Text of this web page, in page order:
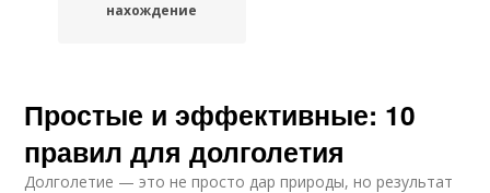
нахождение
Простые и эффективные: 10
правил для долголетия
Долголетие — это не просто дар природы, но результат